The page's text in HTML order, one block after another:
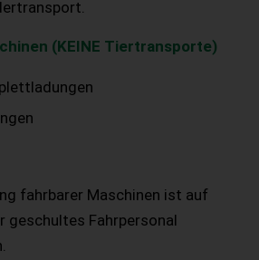
(KEINE Tiertransporte)
fahrbarer Maschinen ist auf
geschultes Fahrpersonal